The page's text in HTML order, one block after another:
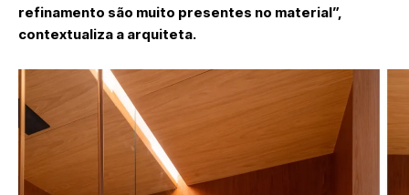
refinamento são muito presentes no material”,
contextualiza a arquiteta.